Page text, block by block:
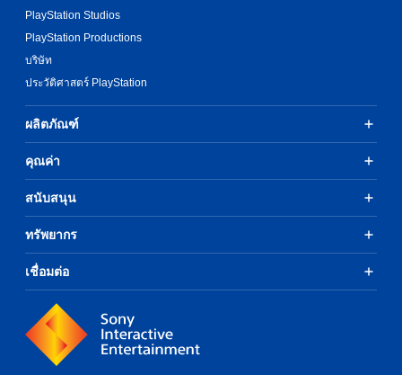
PlayStation Studios
PlayStation Productions
บริษัท
ประวัติศาสตร์ PlayStation
ผลิตภัณฑ์
คุณค่า
สนับสนุน
ทรัพยากร
เชื่อมต่อ